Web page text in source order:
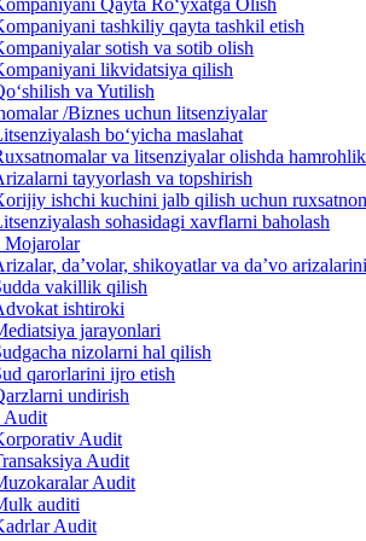
tashkiliy qayta tashkil etish
sotish va sotib olish
likvidatsiya qilish
va Yutilish
/Biznes uchun litsenziyalar
boʻyicha maslahat
va litsenziyalar olishda
tayyorlash va topshirish
ishchi kuchini jalb qilish uchun
sohasidagi xavflarni baholash
daʼvolar, shikoyatlar va daʼvo
vakillik qilish
ishtiroki
jarayonlari
nizolarni hal qilish
qarorlarini ijro etish
undirish
Audit
Audit
Audit
Audit
auditi
Audit